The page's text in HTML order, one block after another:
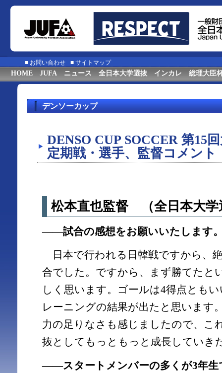
■ お問い合わせ ■ サイトマップ
HOME JUFA ニュース 全日本大学選抜 インカレ 総理大臣
デンソーカップ
DENSO CUP SOCCER 第15
定期戦・選手、監督コメント
松本直也監督 （全日本大
――試合の感想をお願いいたします
日本で行われる日韓戦ですから、
合でした。ですから、まず勝てたと
しく思います。ゴールは4得点とも
レーニングの結果が出たと思います
力の足りなさも感じましたので、こ
抜としてもっともっと成長していき
――スタートメンバーの多くが3年生